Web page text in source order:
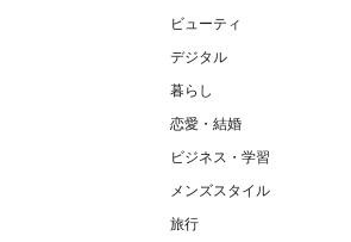
ビューティ
デジタル
暮らし
恋愛・結婚
ビジネス・学習
メンズスタイル
旅行